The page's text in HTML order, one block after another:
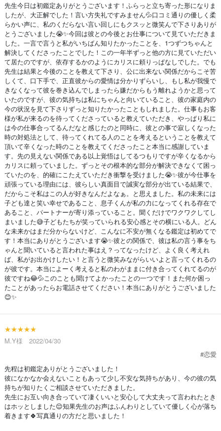
先生今日は初鑑定ありがとうございます！ふらっと立ち寄った形になりま
したが、大正解でした！言い方失礼ですみません💦口コミ通りの優しく柔
らかい声に、私のくだらない言い回しにもクスッと微笑んで下さりありが
とうございました😭✨今回は彼との今後とお仕事について見ていただきま
した。一言で言うと私がいちばん知りたかったことを、1つずつちゃんと
解決してくださったことでした！この一年半ずっと他の方に見ていただい
て居たのですが、依存するかのようにカリスに頼りっぱなしでした。でも
先生は結果と今後のことを教えて下さり、公に出来ない関係だからこそ苦
しくて、口下手で、正直彼からの愛情は分かりずらいし、もし私が我慢で
きなくなって彼を巻き込んでしまったら嫌だからもう離れようかと思って
いたのですが、彼の気持ちは私にちゃんと向いていること、彼の家庭内の
今の状況を見て下さりずっと知りたかったこともしれました。仕事もお客
様が私が来るのを待ってくださっていると教えていただき、やっぱり私に
は今の仕事合ってるんだなと感じたのと同時に、彼との事で寂しくなった
時の対処法として、待ってくれてる人のことを考えるということを教えて
頂いて辛くなった時のことを教えてくださったこと本当に感謝していま
す。先の見えない関係である以上覚悟はしてるつもりですが辛くなるから
カリスに頼っていました。ずっとその根本的な部分が解決できなくて困っ
ていたのを、的確にこたえていただき衝撃を受けました😭✨彼が今仕事を
頑張っている理由には、彼らしい真面目で誠実な部分が出ている結果で、
だからこそ私はこの人が好きなんだよなぁ。と思えました。私の未来には
子ども達と笑い幸せであること、息子くんが私の力になってくれる存在で
あること、パートナーが寄り添っていること。聞くだけでワクワクしてし
まいました😅子どもたちが笑っていられる安心感とその横にいる人。どん
な未来かはまだ分からないけど、こんなに不安が無くなる鑑定は初めてで
す！本当にありがとうございます😭✨彼との関係で、彼は私の言う事をち
ゃんと聞いていると言われた事はえ？ってなったけど、よく良く考えれ
ば、私がお出かけしたい！と言うと微笑みながらいいよと言ってくれるの
が彼です。本当によーく考えると私のわがままに付き合ってくれてるのが
彼ですね😂💦このことも聞けてよかったことの一つです！また何か困っ
たことがあったらお電話させてください！本当にありがとうございました
😊✨
★★★★★
M.Y様 2022/04/30
#恋愛
先程は初鑑定ありがとうございました！
彼になかなか会えないこともあって少し不安な気持ちがあり、今の彼の気
持ちが知りたくご相談させていただきました。
先生にお互い向き合っていて凄くいいと安心して大丈夫って言われたとき
はホッとしました😌知果先生のお声はふんわりとしていて優しく心が落ち
着きます🍀写真通りの方だと思いました！